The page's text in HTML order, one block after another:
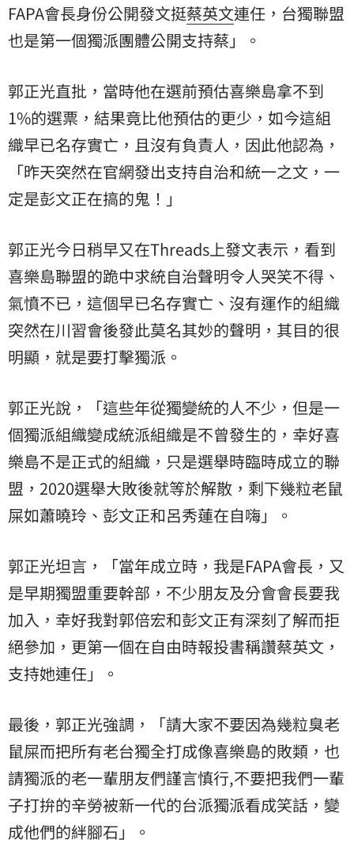
FAPA會長身份公開發文挺蔡英文連任，台獨聯盟
也是第一個獨派團體公開支持蔡」。
郭正光直批，當時他在選前預估喜樂島拿不到
1%的選票，結果竟比他預估的更少，如今這組
織早已名存實亡，且沒有負責人，因此他認為，
「昨天突然在官網發出支持自治和統一之文，一
定是彭文正在搞的鬼！」
郭正光今日稍早又在Threads上發文表示，看到
喜樂島聯盟的跪中求統自治聲明令人哭笑不得、
氣憤不已，這個早已名存實亡、沒有運作的組織
突然在川習會後發此莫名其妙的聲明，其目的很
明顯，就是要打擊獨派。
郭正光說，「這些年從獨變統的人不少，但是一
個獨派組織變成統派組織是不曾發生的，幸好喜
樂島不是正式的組織，只是選舉時臨時成立的聯
盟，2020選舉大敗後就等於解散，剩下幾粒老鼠
屎如蕭曉玲、彭文正和呂秀蓮在自嗨」。
郭正光坦言，「當年成立時，我是FAPA會長，又
是早期獨盟重要幹部，不少朋友及分會會長要我
加入，幸好我對郭倍宏和彭文正有深刻了解而拒
絕參加，更第一個在自由時報投書稱讚蔡英文，
支持她連任」。
最後，郭正光強調，「請大家不要因為幾粒臭老
鼠屎而把所有老台獨全打成像喜樂島的敗類，也
請獨派的老一輩朋友們謹言慎行,不要把我們一輩
子打拚的辛勞被新一代的台派獨派看成笑話，變
成他們的絆腳石」。